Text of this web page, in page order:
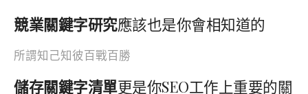
競業關鍵字研究應該也是你會相知道的
所謂知己知彼百戰百勝
儲存關鍵字清單更是你SEO工作上重要的關